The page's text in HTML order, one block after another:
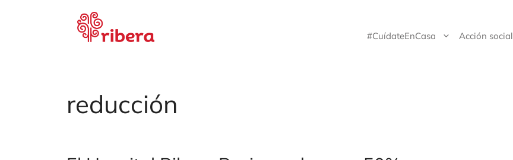
#CuídateEnCasa Acción social
reducción